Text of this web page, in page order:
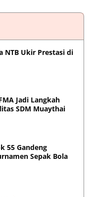
NTB Ukir Prestasi di
Jadi Langkah
SDM Muaythai
55 Gandeng
Sepak Bola